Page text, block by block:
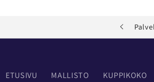
Jolingerielle
ETUSIVU MALLISTO KUPPIKOKO